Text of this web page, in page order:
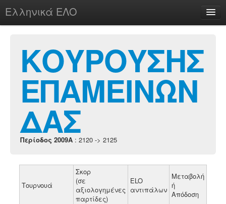
Ελληνικά ΕΛΟ
chesstu.be @ discord
Login
ΚΟΥΡΟΥΣΗΣ
ΕΠΑΜΕΙΝΩΝ
ΔΑΣ
Περίοδος 2009A : 2120 -> 2125
Τουρνουά
Σκορ
(σε
αξιολογημένες
παρτίδες)
ELO
αντιπάλων
Μεταβολή
ή
Απόδοση